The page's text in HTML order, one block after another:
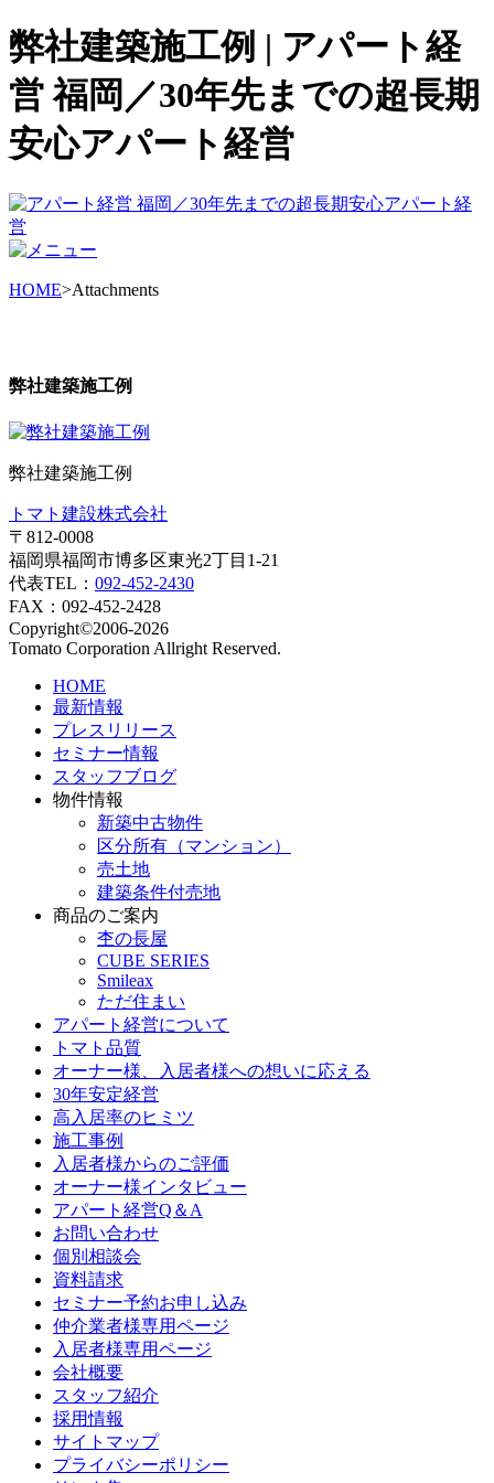
弊社建築施工例 | アパート経
営 福岡／30年先までの超長期
安心アパート経営
HOME>Attachments
弊社建築施工例
弊社建築施工例
トマト建設株式会社
〒812-0008
福岡県福岡市博多区東光2丁目1-21
代表TEL： 092-452-2430
FAX：092-452-2428
Copyright©2006-2026
Tomato Corporation Allright Reserved.
HOME
最新情報
プレスリリース
セミナー情報
スタッフブログ
物件情報
新築中古物件
区分所有（マンション）
売土地
建築条件付売地
商品のご案内
杢の長屋
CUBE SERIES
Smileax
ただ住まい
アパート経営について
トマト品質
オーナー様、入居者様への想いに応える
30年安定経営
高入居率のヒミツ
施工事例
入居者様からのご評価
オーナー様インタビュー
アパート経営Q＆A
お問い合わせ
個別相談会
資料請求
セミナー予約お申し込み
仲介業者様専用ページ
入居者様専用ページ
会社概要
スタッフ紹介
採用情報
サイトマップ
プライバシーポリシー